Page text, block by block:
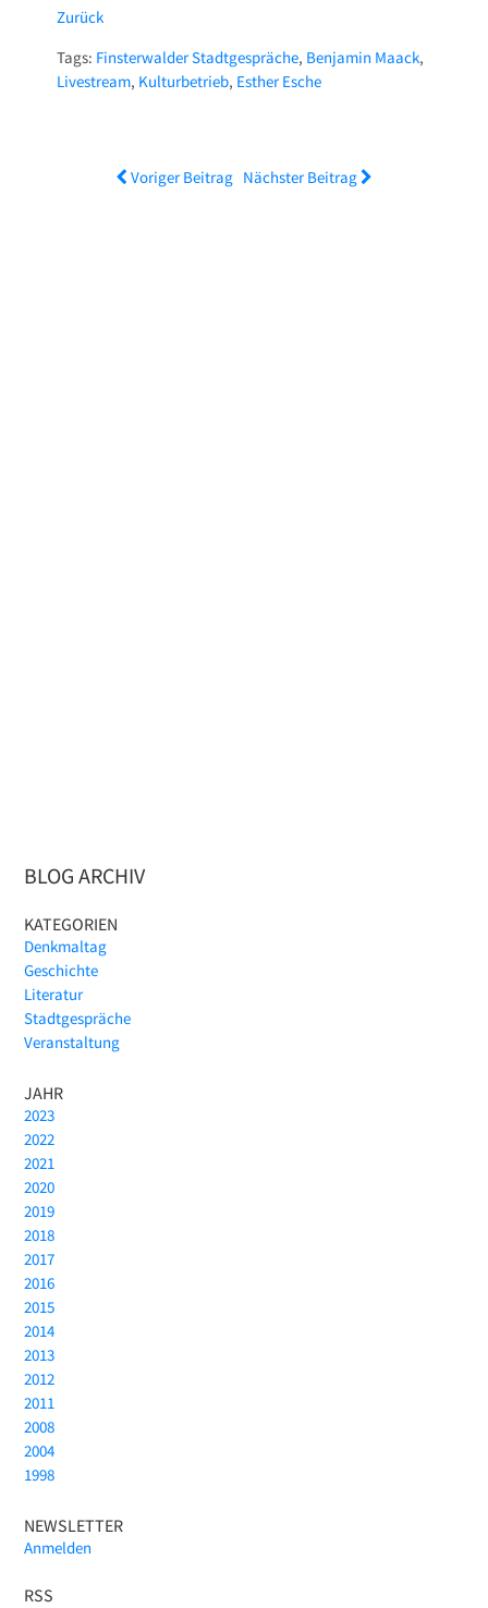
Zurück
Tags: Finsterwalder Stadtgespräche, Benjamin Maack,
Livestream, Kulturbetrieb, Esther Esche
Voriger Beitrag Nächster Beitrag
BLOG ARCHIV
KATEGORIEN
Denkmaltag
Geschichte
Literatur
Stadtgespräche
Veranstaltung
JAHR
2023
2022
2021
2020
2019
2018
2017
2016
2015
2014
2013
2012
2011
2008
2004
1998
NEWSLETTER
Anmelden
RSS